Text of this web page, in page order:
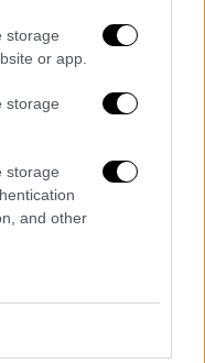
storage
or app.
storage
storage
and other
για την